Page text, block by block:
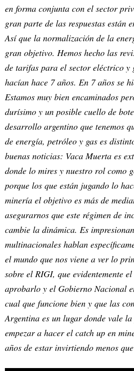
en forma conjunta con el sector
gran parte de las respuestas están
Así que la normalización de la
gran objetivo. Hemos hecho las
de tarifas para el sector eléctrico y
hacían hace 7 años. En 7 años se
Estamos muy bien encaminados
durísimo y un posible cuello de
desarrollo argentino que tenemos
de energía, petróleo y gas es
buenas noticias: Vaca Muerta es
donde lo mires y nuestro rol como
porque los que están jugando lo
minería el objetivo es más de
asegurarnos que este régimen de
cambie la dinámica. Es
multinacionales hablan
el mundo que nos viene a ver lo
sobre el RIGI, que evidentemente
aprobarlo y el Gobierno Nacional
cual que funcione bien y que las
Argentina es un lugar donde vale
empezar a hacer el catch up en
años de estar invirtiendo menos